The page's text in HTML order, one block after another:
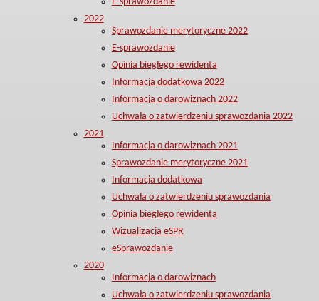
2022
Sprawozdanie merytoryczne 2022
E-sprawozdanie
Opinia biegłego rewidenta
Informacja dodatkowa 2022
Informacja o darowiznach 2022
Uchwała o zatwierdzeniu sprawozdania 2022
2021
Informacja o darowiznach 2021
Sprawozdanie merytoryczne 2021
Informacja dodatkowa
Uchwała o zatwierdzeniu sprawozdania
Opinia biegłego rewidenta
Wizualizacja eSPR
eSprawozdanie
2020
Informacja o darowiznach
Uchwała o zatwierdzeniu sprawozdania